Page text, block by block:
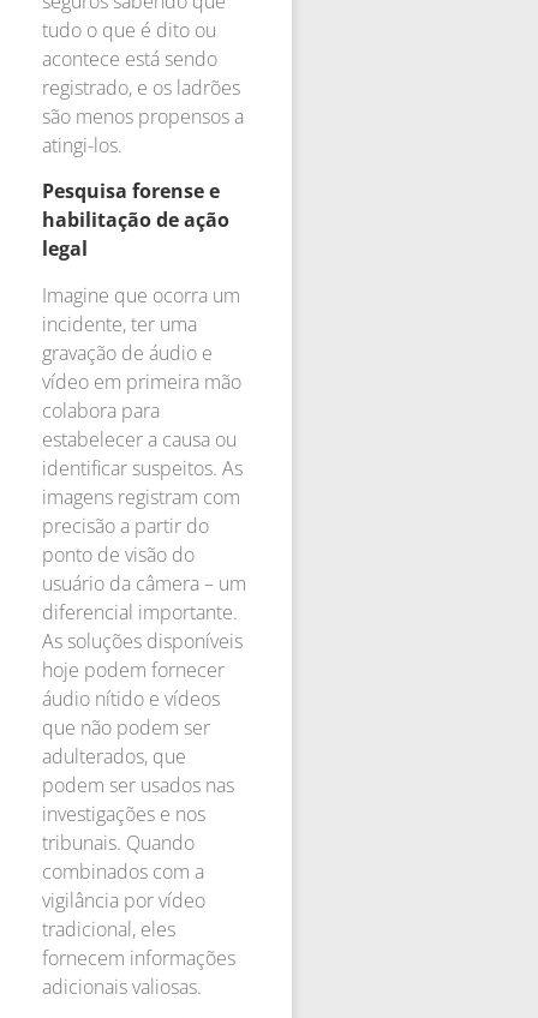
tudo o que é dito ou
acontece está sendo
registrado, e os ladrões
são menos propensos a
atingi-los.
Pesquisa forense e
habilitação de ação
legal
Imagine que ocorra um
incidente, ter uma
gravação de áudio e
vídeo em primeira mão
colabora para
estabelecer a causa ou
identificar suspeitos. As
imagens registram com
precisão a partir do
ponto de visão do
usuário da câmera – um
diferencial importante.
As soluções disponíveis
hoje podem fornecer
áudio nítido e vídeos
que não podem ser
adulterados, que
podem ser usados nas
investigações e nos
tribunais. Quando
combinados com a
vigilância por vídeo
tradicional, eles
fornecem informações
adicionais valiosas.